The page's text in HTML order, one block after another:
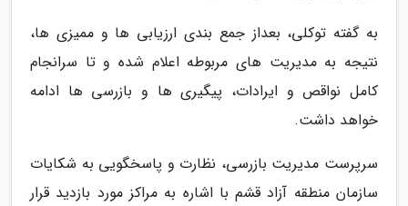
به گفته توکلی، بعداز جمع بندی ارزیابی ها و ممیزی ها،
نتیجه به مدیریت های مربوطه اعلام شده و تا سرانجام
کامل نواقص و ایرادات، پیگیری ها و بازرسی ها ادامه
خواهد داشت.
سرپرست مدیریت بازرسی، نظارت و پاسخگویی به شکایات
سازمان منطقه آزاد قشم با اشاره به مراکز مورد بازدید قرار